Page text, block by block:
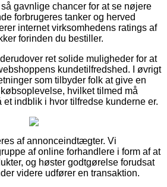
gavnlige chancer for at se nøjere
forbrugeres tanker og herved
internet virksomhedens ratings af
forinden du bestiller.
ret solide muligheder for at
kundetilfredshed. I øvrigt
som tilbyder folk at give en
hvilket tilmed må
et indblik i hvor tilfredse kunderne er.
af annonceindtægter. Vi
af online forhandlere i form af at
og høster godtgørelse forudsat
videre udfører en transaktion.